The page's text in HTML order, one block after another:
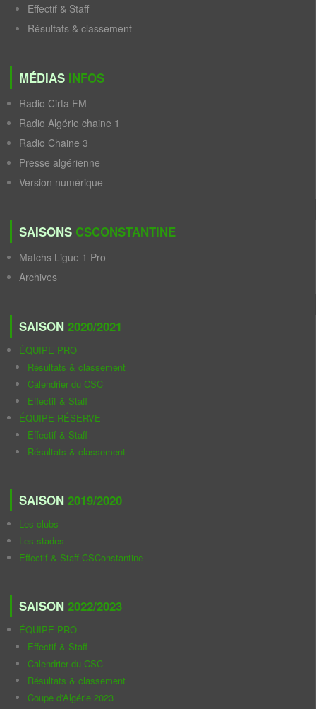
Effectif & Staff
Résultats & classement
MÉDIAS INFOS
Radio Cirta FM
Radio Algérie chaine 1
Radio Chaine 3
Presse algérienne
Version numérique
SAISONS CSCONSTANTINE
Matchs Ligue 1 Pro
Archives
SAISON 2020/2021
ÉQUIPE PRO
Résultats & classement
Calendrier du CSC
Effectif & Staff
ÉQUIPE RÉSERVE
Effectif & Staff
Résultats & classement
SAISON 2019/2020
Les clubs
Les stades
Effectif & Staff CSConstantine
SAISON 2022/2023
ÉQUIPE PRO
Effectif & Staff
Calendrier du CSC
Résultats & classement
Coupe d'Algérie 2023